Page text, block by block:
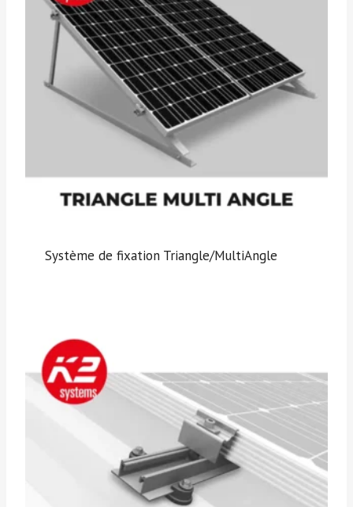
Système de fixation Triangle/MultiAngle